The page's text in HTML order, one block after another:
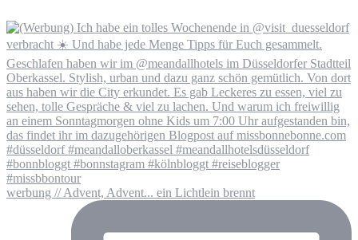
werbung // Advent, Advent... ein Lichtlein brennt